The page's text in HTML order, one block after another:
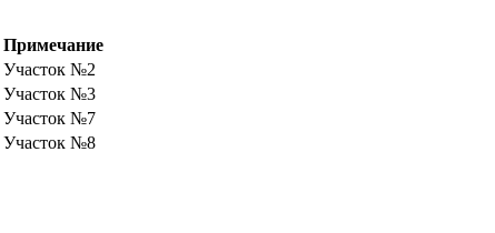
Примечание
Участок №2
Участок №3
Участок №7
Участок №8